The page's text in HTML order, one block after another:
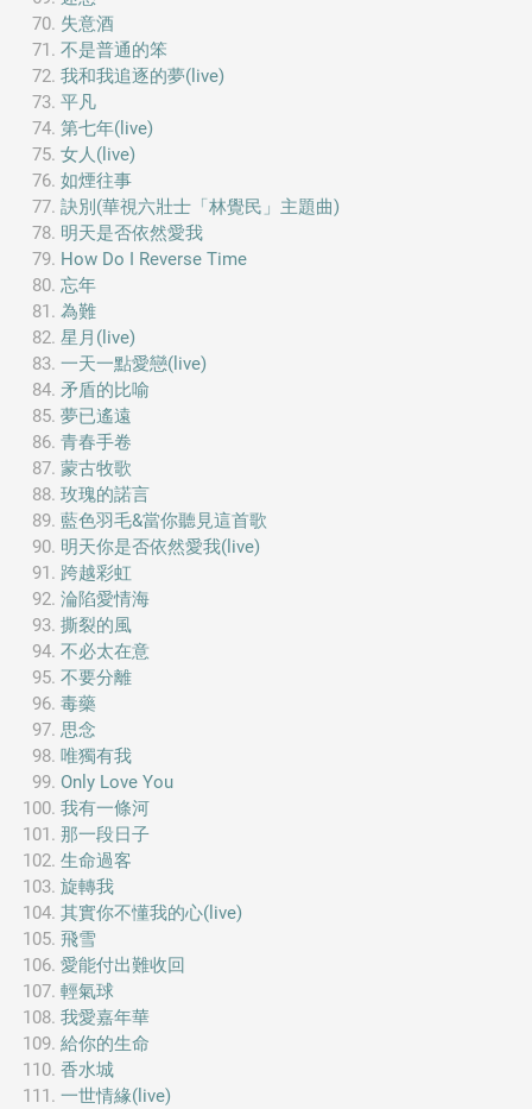
失意酒
不是普通的笨
我和我追逐的夢(live)
平凡
第七年(live)
女人(live)
如煙往事
訣別(華視六壯士「林覺民」主題曲)
明天是否依然愛我
How Do I Reverse Time
忘年
為難
星月(live)
一天一點愛戀(live)
矛盾的比喻
夢已遙遠
青春手卷
蒙古牧歌
玫瑰的諾言
藍色羽毛&當你聽見這首歌
明天你是否依然愛我(live)
跨越彩虹
淪陷愛情海
撕裂的風
不必太在意
不要分離
毒藥
思念
唯獨有我
Only Love You
我有一條河
那一段日子
生命過客
旋轉我
其實你不懂我的心(live)
飛雪
愛能付出難收回
輕氣球
我愛嘉年華
給你的生命
香水城
一世情緣(live)